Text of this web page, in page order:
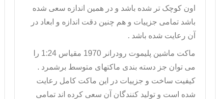
اون کوچک تر شده باشد و در همین اندازه سعی شده
باشد تمامی جزییات و هم چنین دقت اندازه و ابعاد در
آن رعایت شده باشد .
ماکت ماشین پلیموت
رودرانر 1970 مقیاس 1:24 را
می توان جز دسته بندی ماکتهای متوسط برشمرد .
کیفیت ساخت و جزییات در این ماکت کامل رعایت
شده است و تولید کنندگان آن سعی کرده اند تمامی